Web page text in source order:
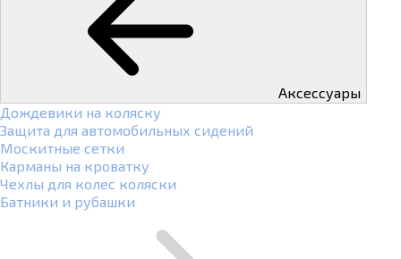
Аксессуары
Дождевики на коляску
Защита для автомобильных сидений
Москитные сетки
Карманы на кроватку
Чехлы для колес коляски
Батники и рубашки